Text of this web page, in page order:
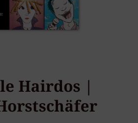
Hairdos |